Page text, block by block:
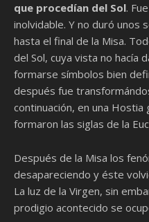
que procedían del Sol.
inolvidable. Y no duró unos
hasta el final de la Misa.
del Sol, cuya vista no hacía
formarse símbolos bien
después fue
continuación, en una
formaron las siglas de la
Después de la Misa los
desapareciendo y éste
La luz de la Virgen, sin
prodigio acontecido se